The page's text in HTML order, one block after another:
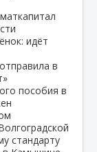
идёт
в
пособия в
стандарту